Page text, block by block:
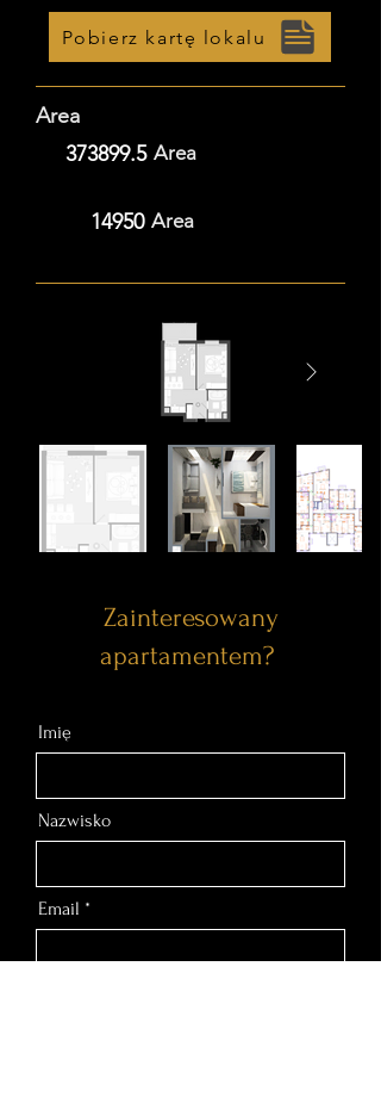
Pobierz kartę lokalu
Area
373899.5 Area
14950 Area
Zainteresowany
apartamentem?
Imię
Nazwisko
Email